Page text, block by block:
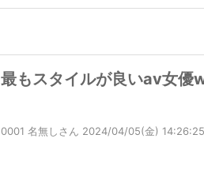
最もスタイルが良いav女優
0001 名無しさん 2024/04/05(金)